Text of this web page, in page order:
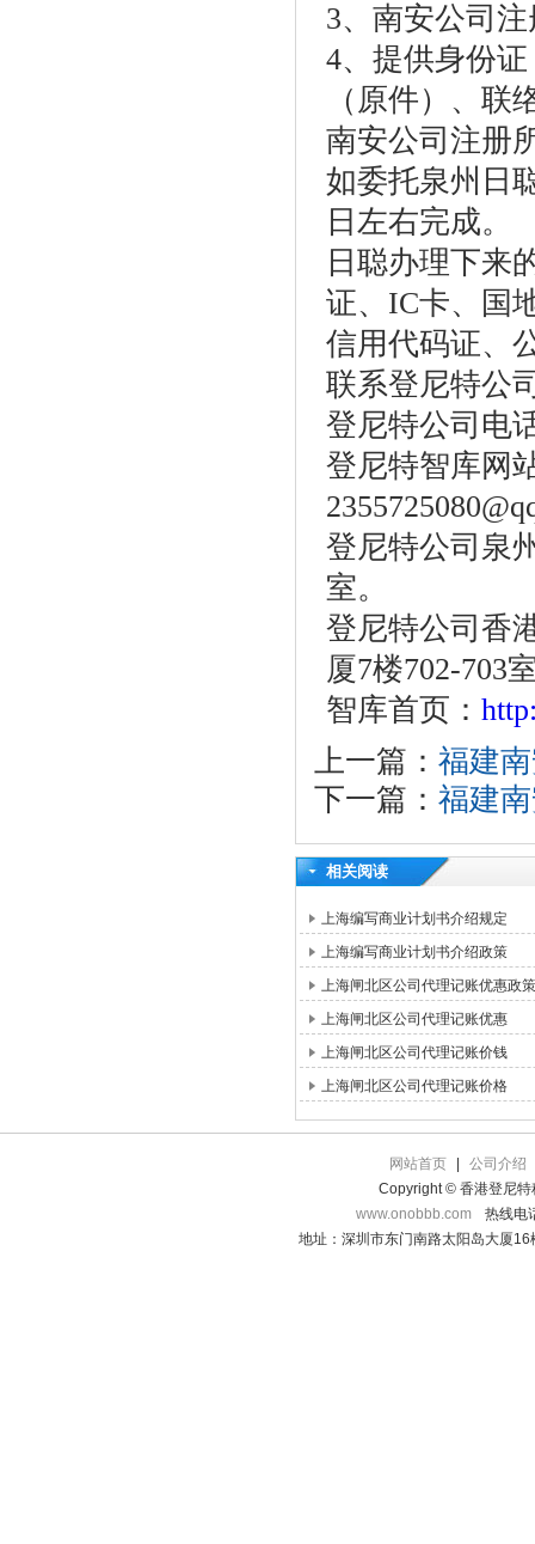
3、南安公司
4、提供身份
（原件）、
南安公司注册
如委托泉州日
日左右完成。
日聪办理下来
证、IC卡、国
信用代码证、
联系登尼特公
登尼特公司电
登尼特智库网
登尼特公司泉
室。
登尼特公司香
厦7楼702-703
智库首页：
上一篇： 福建
下一篇： 福建
相关阅读
上海编写商业计划书介绍规定
上海编写商业计划书介绍政策
上海闸北区公司代理记账优惠政策
上海闸北区公司代理记账优惠
上海闸北区公司代理记账价钱
上海闸北区公司代理记账价格
网站首页
公司介绍
Copyright © 香港登尼特
www.onobbb.com
热线电
地址：深圳市东门南路太阳岛大厦